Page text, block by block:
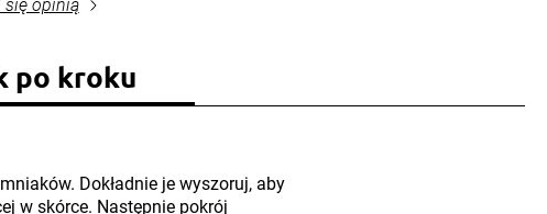
się opinią
po kroku
Dokładnie je wyszoruj, aby
w skórce. Następnie pokrój